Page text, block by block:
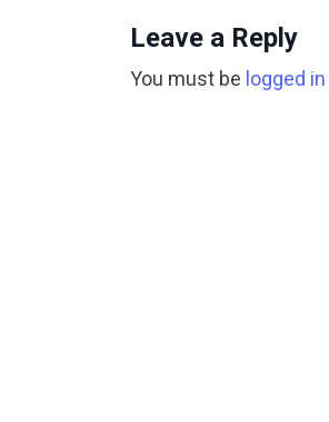
Leave a Reply
You must be logged in